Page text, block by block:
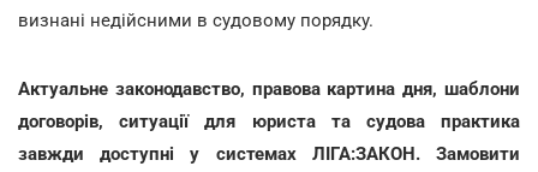
визнані недійсними в судовому порядку.
Актуальне законодавство, правова картина дня, шаблони
договорів, ситуації для юриста та судова практика
завжди доступні у системах ЛІГА:ЗАКОН. Замовити